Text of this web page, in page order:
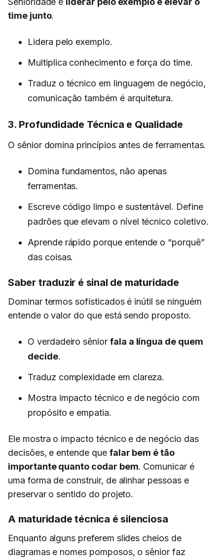
time junto.
Lidera pelo exemplo.
Multiplica conhecimento e força do time.
Traduz o técnico em linguagem de negócio,
comunicação também é arquitetura.
3. Profundidade Técnica e Qualidade
O sênior domina princípios antes de ferramentas.
Domina fundamentos, não apenas
ferramentas.
Escreve código limpo e sustentável. Define
padrões que elevam o nível técnico coletivo.
Aprende rápido porque entende o “porquê”
das coisas.
Saber traduzir é sinal de maturidade
Dominar termos sofisticados é inútil se ninguém
entende o valor do que está sendo proposto.
O verdadeiro sênior fala a língua de quem
decide.
Traduz complexidade em clareza.
Mostra impacto técnico e de negócio com
propósito e empatia.
Ele mostra o impacto técnico e de negócio das
decisões, e entende que falar bem é tão
importante quanto codar bem. Comunicar é
uma forma de construir, de alinhar pessoas e
preservar o sentido do projeto.
A maturidade técnica é silenciosa
Enquanto alguns preferem slides cheios de
diagramas e nomes pomposos, o sênior faz